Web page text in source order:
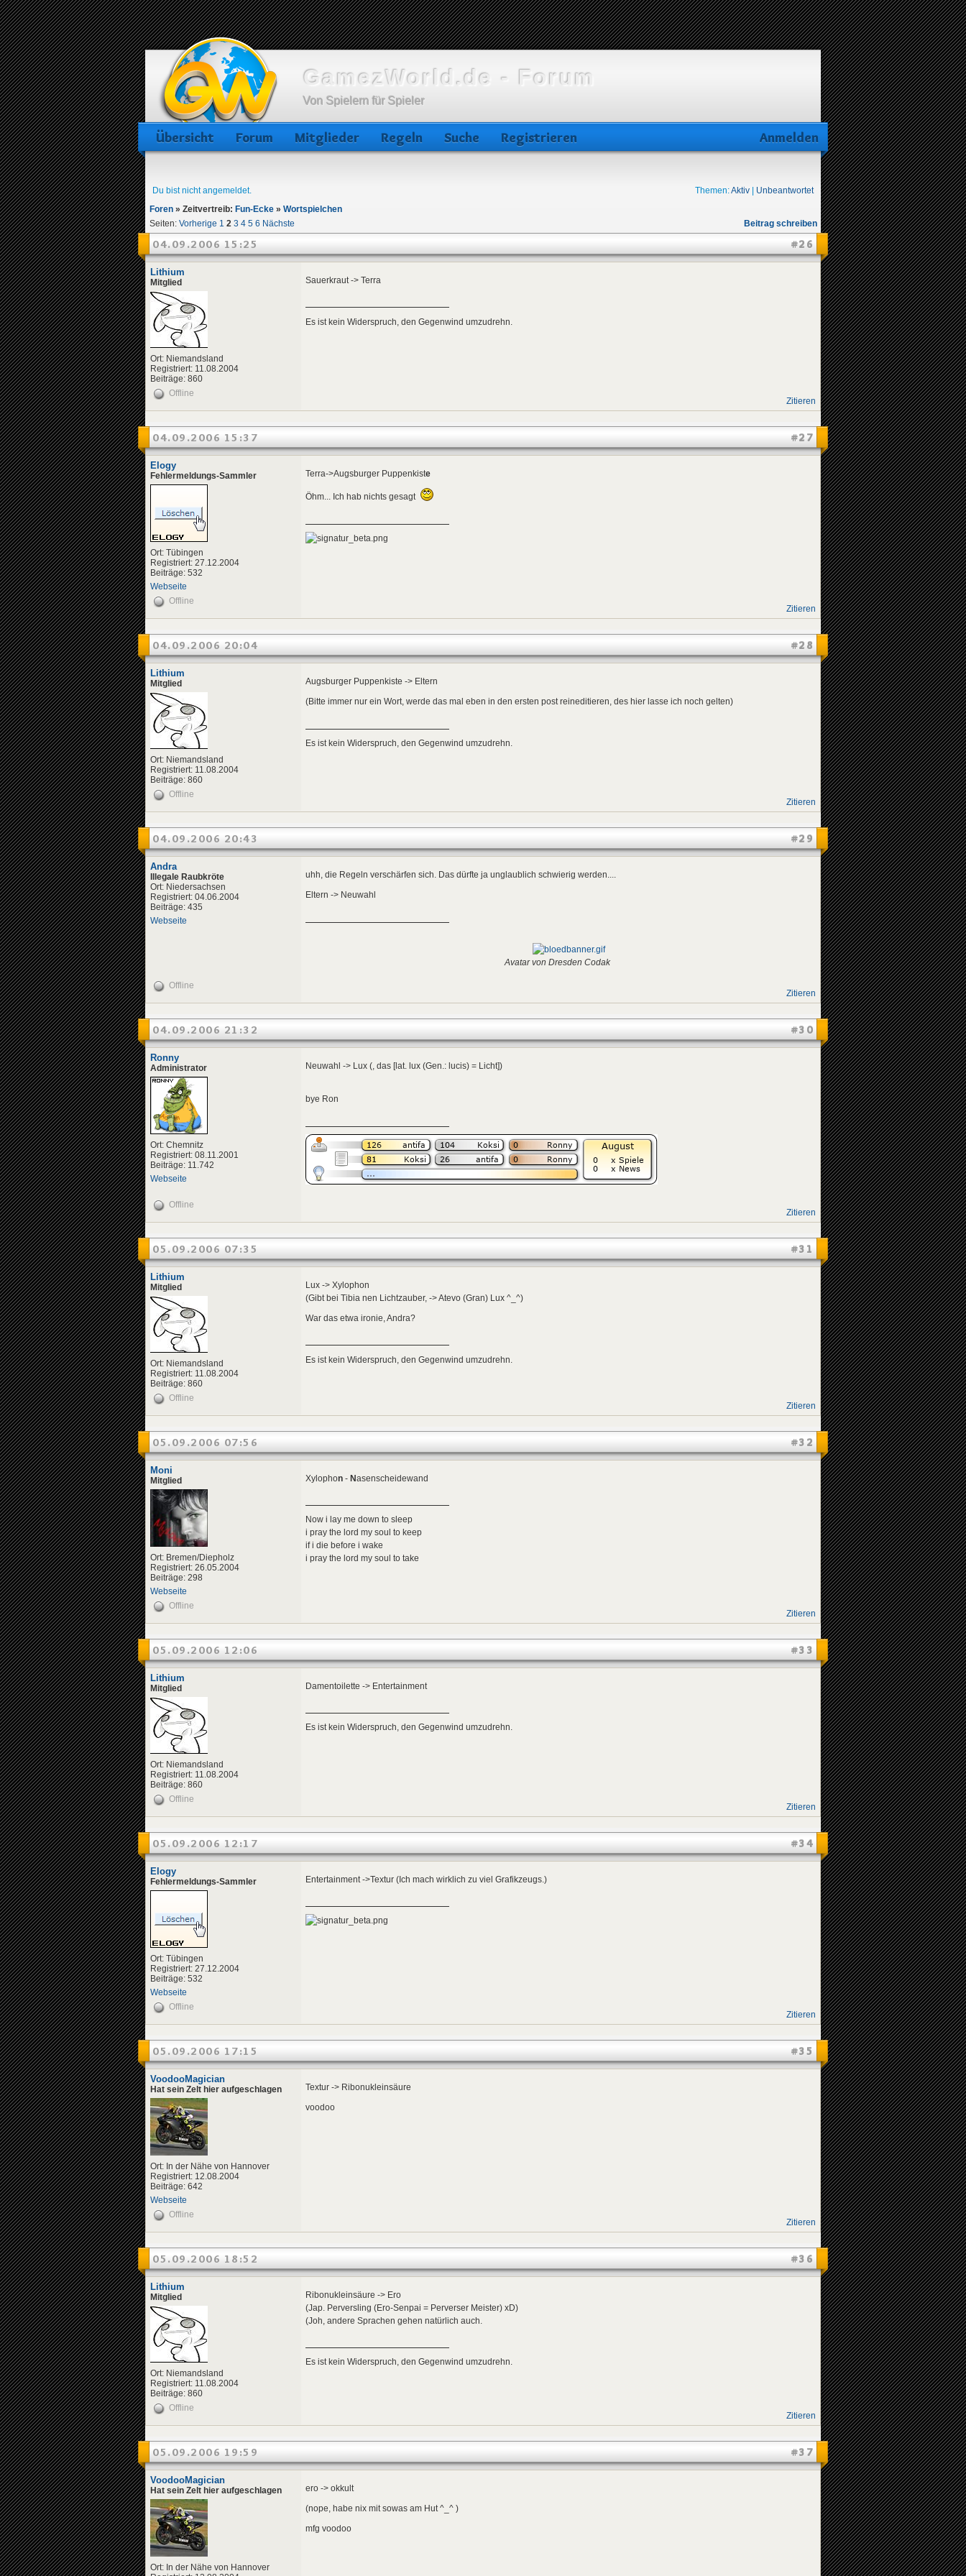
GamezWorld.de - Forum
Von Spielern für Spieler
Übersicht Forum Mitglieder Regeln Suche Registrieren Anmelden
Du bist nicht angemeldet. Themen:Aktiv
Unbeantwortet
Foren » Zeitvertreib: Fun-Ecke » Wortspielchen
Seiten: Vorherige 1 2 3 4 5 6 Nächste Beitrag schreiben
#26
04.09.2006 15:25
Lithium
Mitglied
Ort: Niemandsland
Registriert: 11.08.2004
Beiträge: 860
Sauerkraut -> Terra
Es ist kein Widerspruch, den Gegenwind umzudrehn.
Offline
Zitieren
#27
04.09.2006 15:37
Elogy
Fehlermeldungs-Sammler
Ort: Tübingen
Registriert: 27.12.2004
Beiträge: 532
Webseite
Terra->Augsburger Puppenkiste
Öhm... Ich hab nichts gesagt
Offline
Zitieren
#28
04.09.2006 20:04
Lithium
Mitglied
Ort: Niemandsland
Registriert: 11.08.2004
Beiträge: 860
Augsburger Puppenkiste -> Eltern
(Bitte immer nur ein Wort, werde das mal eben in den ersten post reineditieren, des hier lasse ich noch gelten)
Es ist kein Widerspruch, den Gegenwind umzudrehn.
Offline
Zitieren
#29
04.09.2006 20:43
Andra
Illegale Raubkröte
Ort: Niedersachsen
Registriert: 04.06.2004
Beiträge: 435
Webseite
uhh, die Regeln verschärfen sich. Das dürfte ja unglaublich schwierig werden....
Eltern -> Neuwahl
Avatar von Dresden Codak
Offline
Zitieren
#30
04.09.2006 21:32
Ronny
Administrator
Ort: Chemnitz
Registriert: 08.11.2001
Beiträge: 11.742
Webseite
Neuwahl -> Lux (, das [lat. lux (Gen.: lucis) = Licht])
bye Ron
Offline
Zitieren
#31
05.09.2006 07:35
Lithium
Mitglied
Ort: Niemandsland
Registriert: 11.08.2004
Beiträge: 860
Lux -> Xylophon
(Gibt bei Tibia nen Lichtzauber, -> Atevo (Gran) Lux ^_^)
War das etwa ironie, Andra?
Es ist kein Widerspruch, den Gegenwind umzudrehn.
Offline
Zitieren
#32
05.09.2006 07:56
Moni
Mitglied
Ort: Bremen/Diepholz
Registriert: 26.05.2004
Beiträge: 298
Webseite
Xylophon - Nasenscheidewand
Now i lay me down to sleep
i pray the lord my soul to keep
if i die before i wake
i pray the lord my soul to take
Offline
Zitieren
#33
05.09.2006 12:06
Lithium
Mitglied
Ort: Niemandsland
Registriert: 11.08.2004
Beiträge: 860
Damentoilette -> Entertainment
Es ist kein Widerspruch, den Gegenwind umzudrehn.
Offline
Zitieren
#34
05.09.2006 12:17
Elogy
Fehlermeldungs-Sammler
Ort: Tübingen
Registriert: 27.12.2004
Beiträge: 532
Webseite
Entertainment ->Textur (Ich mach wirklich zu viel Grafikzeugs.)
Offline
Zitieren
#35
05.09.2006 17:15
VoodooMagician
Hat sein Zelt hier aufgeschlagen
Ort: In der Nähe von Hannover
Registriert: 12.08.2004
Beiträge: 642
Webseite
Textur -> Ribonukleinsäure
voodoo
Offline
Zitieren
#36
05.09.2006 18:52
Lithium
Mitglied
Ort: Niemandsland
Registriert: 11.08.2004
Beiträge: 860
Ribonukleinsäure -> Ero
(Jap. Perversling (Ero-Senpai = Perverser Meister) xD)
(Joh, andere Sprachen gehen natürlich auch.
Es ist kein Widerspruch, den Gegenwind umzudrehn.
Offline
Zitieren
#37
05.09.2006 19:59
VoodooMagician
Hat sein Zelt hier aufgeschlagen
Ort: In der Nähe von Hannover
ero -> okkult
(nope, habe nix mit sowas am Hut ^_^ )
mfg voodoo